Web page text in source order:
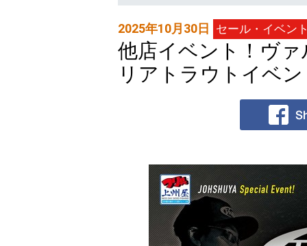
2025年10月30日 セール・イベン
他店イベント！ヴ
リアトラウトイベ